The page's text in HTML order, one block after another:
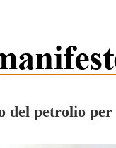
del petrolio